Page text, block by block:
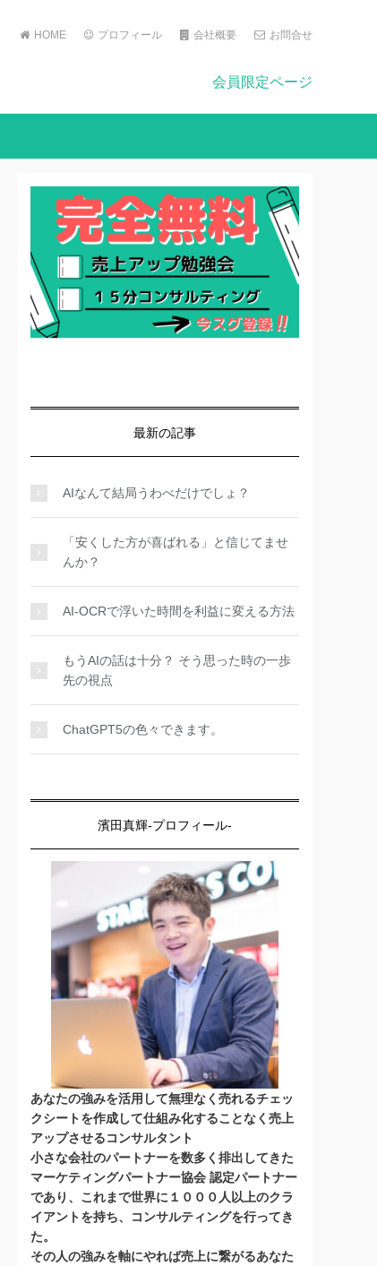
HOME プロフィール 会社概要 お問合せ
会員限定ページ
最新の記事
AIなんて結局うわべだけでしょ？
「安くした方が喜ばれる」と信じてませ
んか？
AI-OCRで浮いた時間を利益に変える方法
もうAIの話は十分？ そう思った時の一歩
先の視点
ChatGPT5の色々できます。
濱田真輝-プロフィール-
あなたの強みを活用して無理なく売れるチェッ
クシートを作成して仕組み化することなく売上
アップさせるコンサルタント
小さな会社のパートナーを数多く排出してきた
マーケティングパートナー協会 認定パートナー
であり、これまで世界に１０００人以上のクラ
イアントを持ち、コンサルティングを行ってき
た。
その人の強みを軸にやれば売上に繋がるあなた